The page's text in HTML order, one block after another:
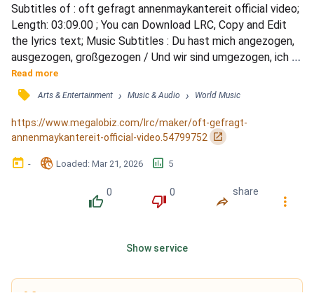
Subtitles of : oft gefragt annenmaykantereit official video;
Length: 03:09.00 ; You can Download LRC, Copy and Edit
the lyrics text; Music Subtitles : Du hast mich angezogen,
ausgezogen, großgezogen / Und wir sind umgezogen, ich
hab' dich angelogen / Ich nehme keine Drogen, und in der
Schule war ich auch / Du hast dich oft gefragt, was mich
zerreißt / Ich wollte nicht, dass du es weißt / Du warst
allein zuhaus, hast mich vermisst / Und dich ge...
Read more
󰓹 Arts & Entertainment › Music & Audio › World Music
https://www.megalobiz.com/lrc/maker/oft-gefragt-
annenmaykantereit-official-video.54799752
󰏌
󰃶 - 󱉊 Loaded: Mar 21, 2026 󱕎 5
󰔔
0
󰔒
0
󰤲
share
󰇙
Show service